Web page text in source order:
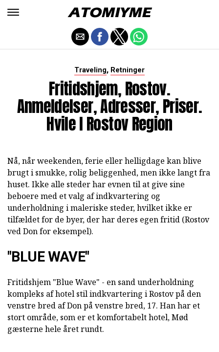
Traveling, Retninger
Fritidshjem, Rostov.
Anmeldelser, Adresser, Priser.
Hvile I Rostov Region
Nå, når weekenden, ferie eller helligdage kan blive
brugt i smukke, rolig beliggenhed, men ikke langt fra
huset. Ikke alle steder har evnen til at give sine
beboere med et valg af indkvartering og
underholdning i maleriske steder, hvilket ikke er
tilfældet for de byer, der har deres egen fritid (Rostov
ved Don for eksempel).
"BLUE WAVE"
Fritidshjem "Blue Wave" - en sand underholdning
kompleks af hotel stil indkvartering i Rostov på den
venstre bred af Don på venstre bred, 17. Han har et
stort område, som er et komfortabelt hotel, Mød
gæsterne hele året rundt.